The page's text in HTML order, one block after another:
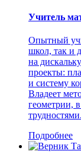
Учитель
Опытный
школ, так и
на
проекты:
и систему
Владеет
геометрии,
трудностями.
Подробнее